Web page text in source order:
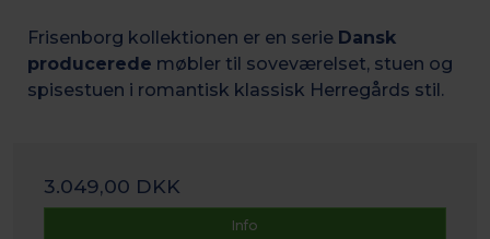
Frisenborg kollektionen er en serie Dansk
producerede møbler til soveværelset, stuen og
spisestuen i romantisk k lassisk Herregårds stil.
3.049,00 DKK
Info